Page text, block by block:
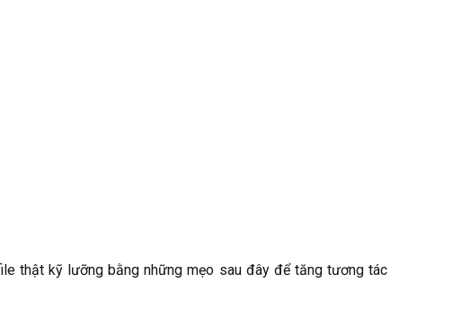
thật kỹ lưỡng bằng những mẹo sau đây để tăng tương tác